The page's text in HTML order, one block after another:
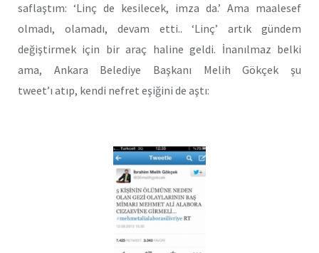
saflaştım: ‘Linç de kesilecek, imza da.’ Ama maalesef
olmadı, olamadı, devam etti.. ‘Linç’ artık gündem
değiştirmek için bir araç haline geldi. İnanılmaz belki
ama, Ankara Belediye Başkanı Melih Gökçek şu
tweet’ı atıp, kendi nefret eşiğini de aştı: